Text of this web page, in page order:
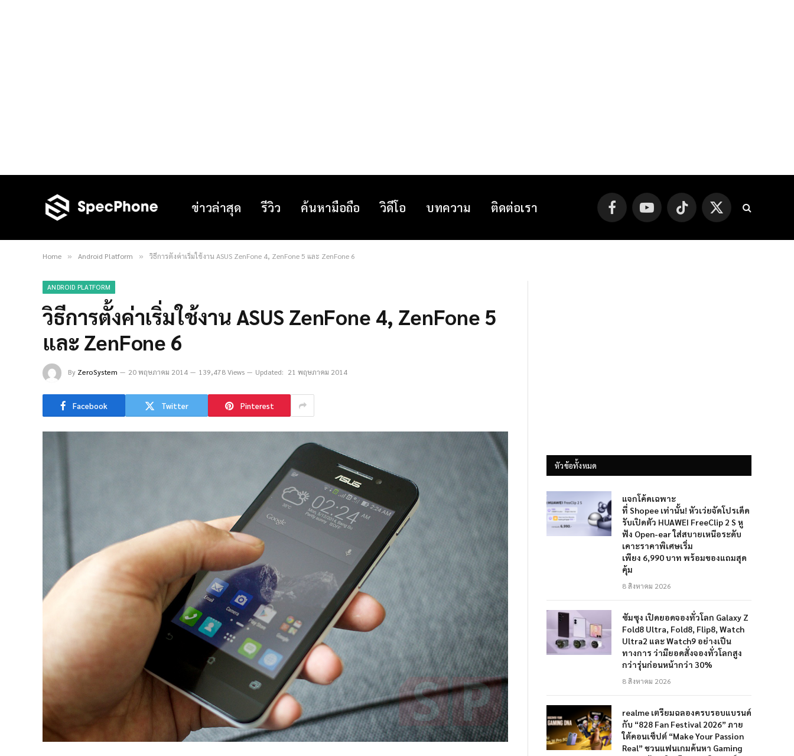
ข่าวล่าสุด รีวิว ค้นหามือถือ วิดีโอ บทความ ติดต่อเรา FacebookYouTube TikTok
X
(Twitter)
Home » Android Platform » วิธีการตั้งค่าเริ่มใช้งาน ASUS ZenFone 4, ZenFone 5 และ ZenFone 6
ANDROID PLATFORM
วิธีการตั้งค่าเริ่มใช้งาน ASUS ZenFone 4, ZenFone 5
และ ZenFone 6
By ZeroSystem 20 พฤษภาคม 2014 139,478 Views Updated: 21 พฤษภาคม 2014
Facebook Twitter Pinterest
หัวข้อทั้งหมด
แจกโค้ดเฉพาะ
ที่ Shopee เท่านั้น! หัวเว่ยจัดโปรเด็ด
รับเปิดตัว HUAWEI FreeClip 2 S หู
ฟัง Open-ear ใส่สบายเหนือระดับ
เคาะราคาพิเศษเริ่ม
เพียง 6,990 บาท พร้อมของแถมสุด
คุ้ม
8 สิงหาคม 2026
ซัมซุง เปิดยอดจองทั่วโลก Galaxy Z
Fold8 Ultra, Fold8, Flip8, Watch
Ultra2 และ Watch9 อย่างเป็น
ทางการ ว่ามียอดสั่งจองทั่วโลกสูง
กว่ารุ่นก่อนหน้ากว่า 30%
8 สิงหาคม 2026
realme เตรียมฉลองครบรอบแบรนด์
กับ “828 Fan Festival 2026” ภาย
ใต้คอนเซ็ปต์ “Make Your Passion
Real” ชวนแฟนเกมค้นหา Gaming